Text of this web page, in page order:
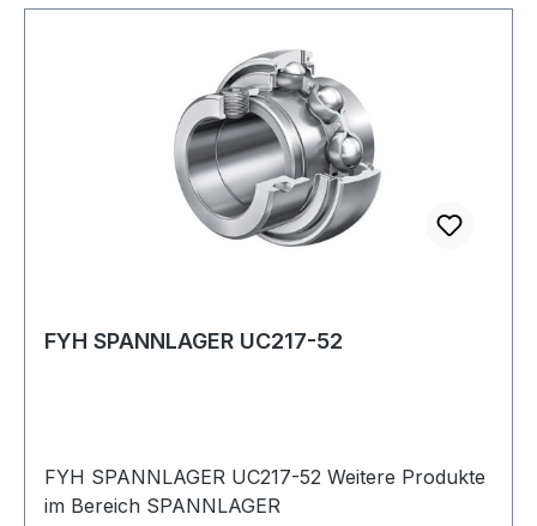
FYH SPANNLAGER UC217-52
FYH SPANNLAGER UC217-52 Weitere Produkte
im Bereich SPANNLAGER